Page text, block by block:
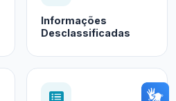
Informações
Desclassificadas